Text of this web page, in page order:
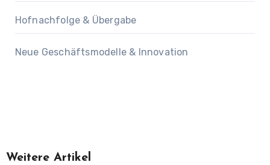
Hofnachfolge & Übergabe
Neue Geschäftsmodelle & Innovation
Weitere Artikel